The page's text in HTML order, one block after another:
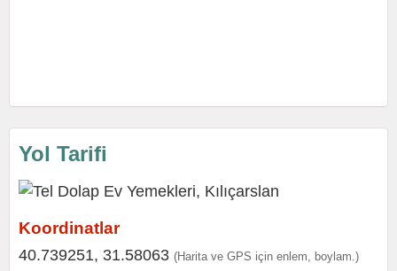
Yol Tarifi
Koordinatlar
40.739251, 31.58063 (Harita ve GPS için enlem, boylam.)